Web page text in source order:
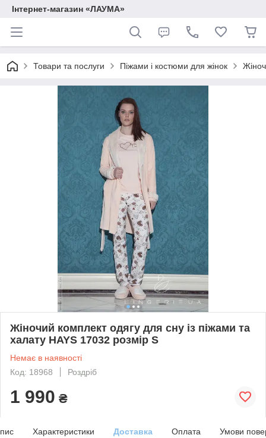
Інтернет-магазин «ЛАУМА»
Товари та послуги Піжами і костюми для жінок
Жіночий комплект одягу для сну із піжами та
халату HAYS 17032 розмір S
Немає в наявності
Код: 18968
Роздріб
1 990 ₴
Характеристики Доставка Оплата Умови